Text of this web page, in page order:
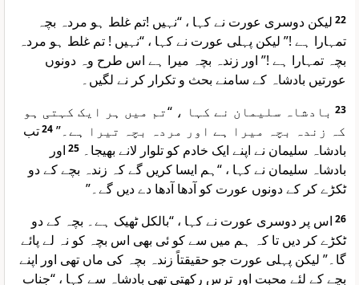
22 لیکن دوسری عورت نے کہا ، “نہیں !تم غلط ہو مردہ بچہ
تمہارا ہے !” لیکن پہلی عورت نے کہا ، “نہیں ! تم غلط ہو مردہ
بچہ تمہارا ہے !” اور زندہ بچہ میرا ہے اس طرح وہ دونوں
عورتیں بادشاہ کے سامنے بحث و تکرار کر نے لگیں۔
23 بادشاہ سلیمان نے کہا ، “تم میں ہر ایک کہتی ہو
کہ زندہ بچہ میرا ہے اور مردہ بچہ تیرا ہے۔” 24تب
بادشاہ سلیمان نے اپنے ایک خادم کو تلوار لانے بھیجا۔ 25 اور
بادشاہ سلیمان نے کہا ، “ہم ایسا کریں گے کہ زندہ بچے کے دو
ٹکڑے کر کے دونوں عورت کو آدھا آدھا دے دیں گے۔”
26 اس پر دوسری عورت نے کہا ، “بالکل ٹھیک ہے۔ بچہ کے دو
ٹکڑے کر دیں تا کہ ہم میں سے کو ئی بھی اس بچہ کو نہ لے پائے
گا۔” لیکن پہلی عورت جو حقیقتاً زندہ بچہ کی ماں تھی اور اپنے
بچے کے لئے محبت اور ترس رکھتی تھی بادشاہ سے کہا ، “جناب